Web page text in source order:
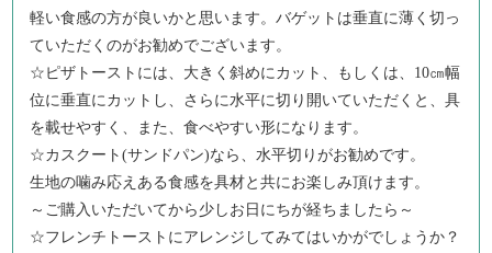
軽い食感の方が良いかと思います。バゲットは垂直に薄く切っ
ていただくのがお勧めでございます。
☆ピザトーストには、大きく斜めにカット、もしくは、10㎝幅
位に垂直にカットし、さらに水平に切り開いていただくと、具
を載せやすく、また、食べやすい形になります。
☆カスクート(サンドパン)なら、水平切りがお勧めです。
生地の噛み応えある食感を具材と共にお楽しみ頂けます。
～ご購入いただいてから少しお日にちが経ちましたら～
☆フレンチトーストにアレンジしてみてはいかがでしょうか？